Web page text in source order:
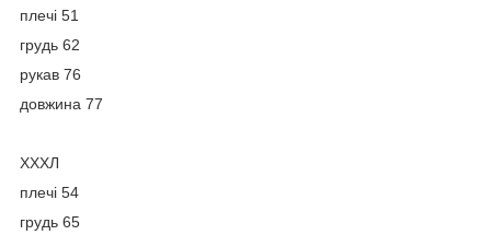
плечі 51
грудь 62
рукав 76
довжина 77
ХХХЛ
плечі 54
грудь 65